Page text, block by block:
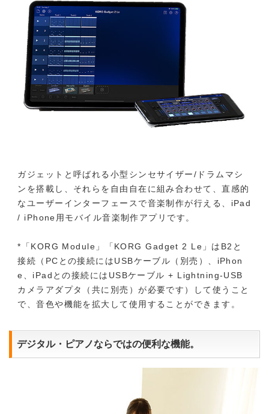
ガジェットと呼ばれる小型シンセサイザー/ドラムマシ
ンを搭載し、それらを自由自在に組み合わせて、直感的
なユーザーインターフェースで音楽制作が行える、iPad
/ iPhone用モバイル音楽制作アプリです。
*「KORG Module」「KORG Gadget 2 Le」はB2と
接続（PCとの接続にはUSBケーブル（別売）、iPhon
e、iPadとの接続にはUSBケーブル + Lightning-USB
カメラアダプタ（共に別売）が必要です）して使うこと
で、音色や機能を拡大して使用することができます。
デジタル・ピアノならではの便利な機能。